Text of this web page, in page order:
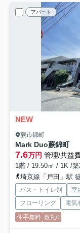
アパート
NEW
蕨市錦町
Mark Duo蕨錦町
7.6万円 管理/共益
1階 / 19.50㎡ / 1K /
埼京線「戸田」駅
バス・トイレ別 室
フローリング
電気
仲手無料 敷礼0